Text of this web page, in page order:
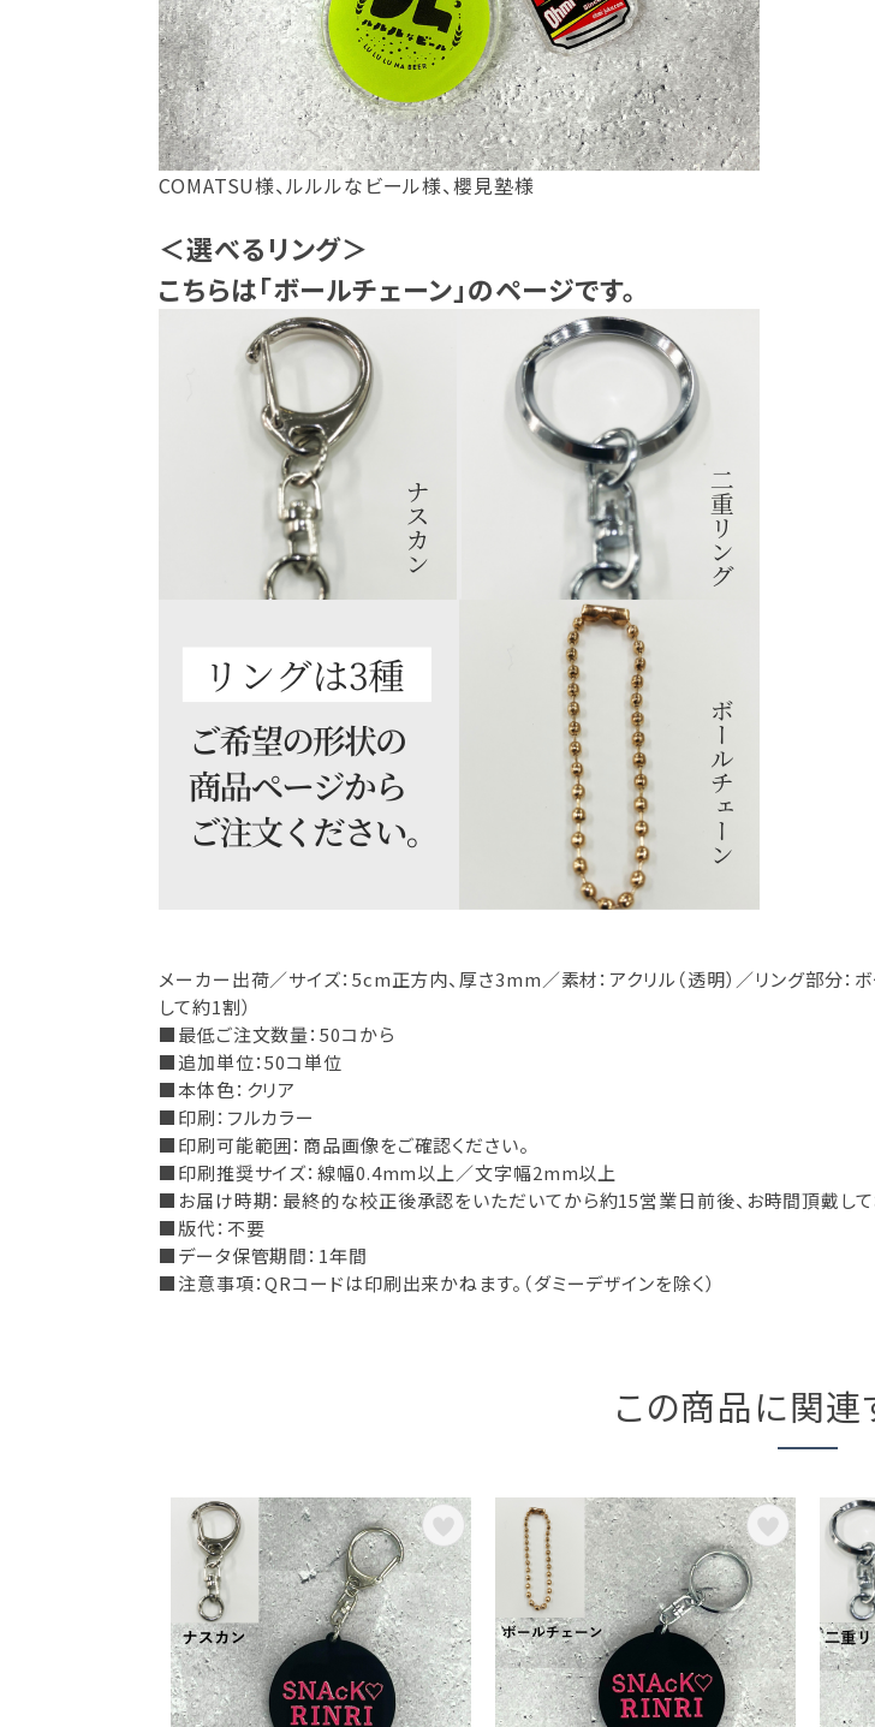
COMATSU様、ルルルなビール様、櫻見塾様
＜選べるリング＞
こちらは「ボールチェーン」のページです。
メーカー出荷／サイズ：5cm正方内、厚さ3mm／素材：アクリル（透明）／リング部分
して約1割）
■最低ご注文数量：50コから
■追加単位：50コ単位
■本体色：クリア
■印刷：フルカラー
■印刷可能範囲：商品画像をご確認ください。
■印刷推奨サイズ：線幅0.4mm以上／文字幅2mm以上
■お届け時期：最終的な校正後承認をいただいてから約15営業日前後、お時間頂戴して
■版代：不要
■データ保管期間：1年間
■注意事項：QRコードは印刷出来かねます。（ダミーデザインを除く）
この商品に関連